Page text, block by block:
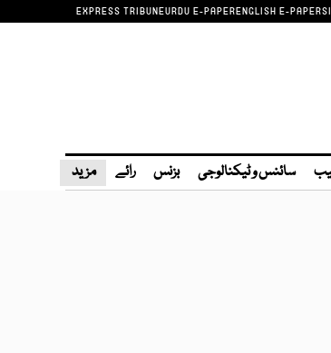
EXPRESS TRIBUNEURDU E-PAPERENGLISH E-PAPER
سائنس و ٹیکنالوجی بزنس رائے مزید